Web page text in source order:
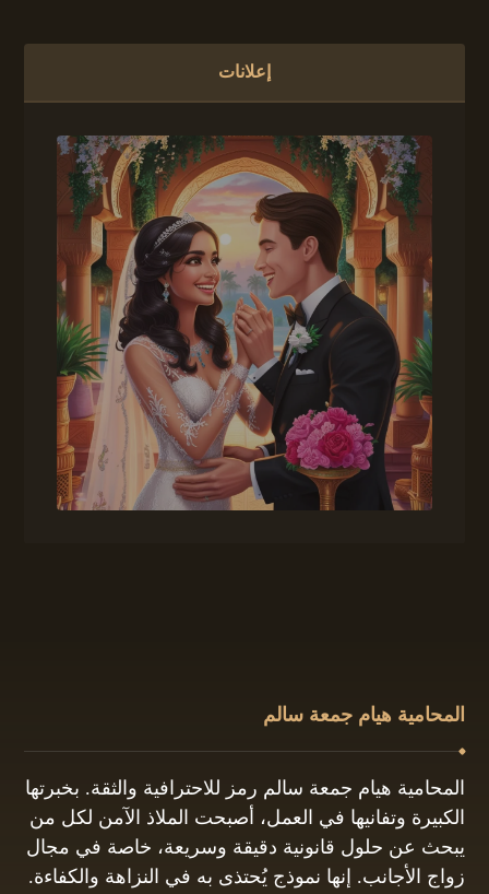
إعلانات
المحامية هيام جمعة سالم
المحامية هيام جمعة سالم رمز للاحترافية والثقة. بخبرتها
الكبيرة وتفانيها في العمل، أصبحت الملاذ الآمن لكل من
يبحث عن حلول قانونية دقيقة وسريعة، خاصة في مجال
زواج الأجانب. إنها نموذج يُحتذى به في النزاهة والكفاءة.